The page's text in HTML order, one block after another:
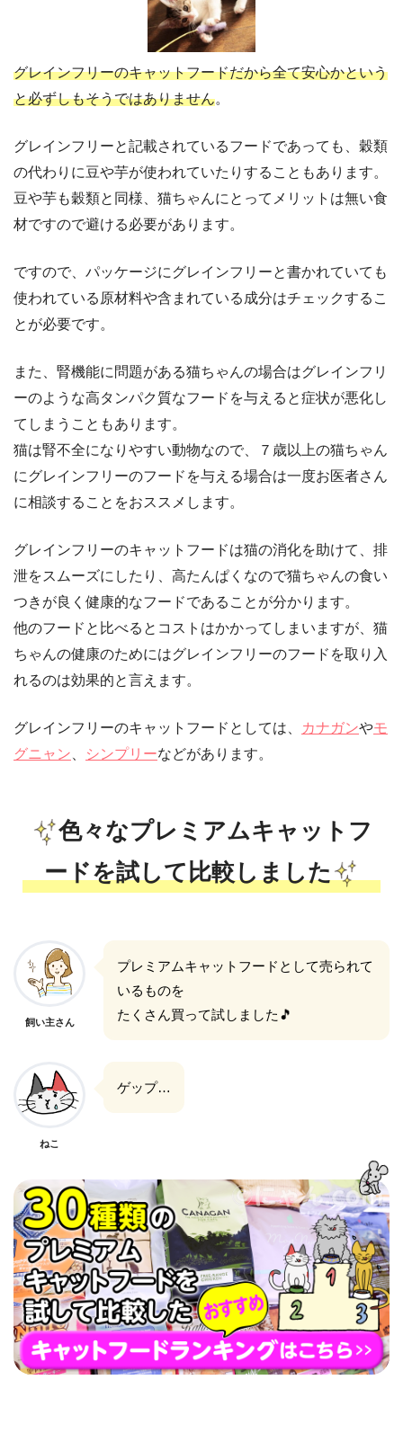
グレインフリーのキャットフードだから全て安心かという
と必ずしもそうではありません。
グレインフリーと記載されているフードであっても、穀類
の代わりに豆や芋が使われていたりすることもあります。
豆や芋も穀類と同様、猫ちゃんにとってメリットは無い食
材ですので避ける必要があります。
ですので、パッケージにグレインフリーと書かれていても
使われている原材料や含まれている成分はチェックするこ
とが必要です。
また、腎機能に問題がある猫ちゃんの場合はグレインフリ
ーのような高タンパク質なフードを与えると症状が悪化し
てしまうこともあります。
猫は腎不全になりやすい動物なので、７歳以上の猫ちゃん
にグレインフリーのフードを与える場合は一度お医者さん
に相談することをおススメします。
グレインフリーのキャットフードは猫の消化を助けて、排
泄をスムーズにしたり、高たんぱくなので猫ちゃんの食い
つきが良く健康的なフードであることが分かります。
他のフードと比べるとコストはかかってしまいますが、猫
ちゃんの健康のためにはグレインフリーのフードを取り入
れるのは効果的と言えます。
グレインフリーのキャットフードとしては、 カナガンやモ
グニャン
シンプリーなどがあります。
色々なプレミアムキャットフ
ードを試して比較しました
飼い主さん
プレミアムキャットフードとして売られて
いるものを
たくさん買って試しました🎵
ねこ
ゲップ…